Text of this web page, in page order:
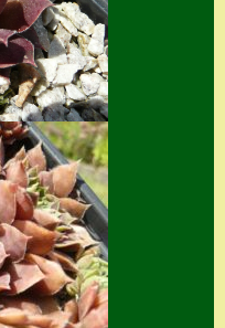
Kasse
Kontakt
Mein Konto
Naturformen
S. x nixonii
Semps die ich
suche
Semps von A – Z